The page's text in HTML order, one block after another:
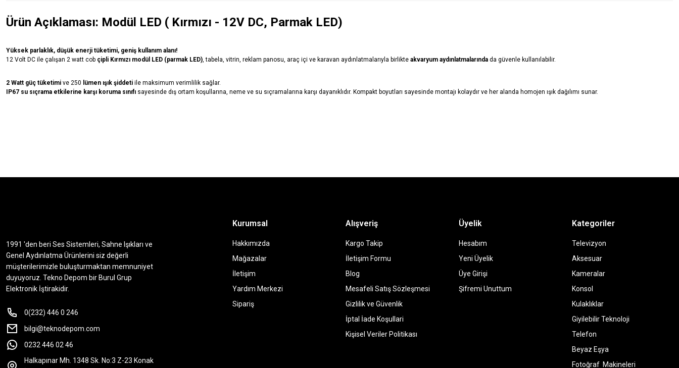
Ürün Açıklaması: Modül LED ( Kırmızı - 12V DC, Parmak LED)
Yüksek parlaklık, düşük enerji tüketimi, geniş kullanım alanı!
12 Volt DC ile çalışan 2 watt cob çipli Kırmızı modül LED (parmak LED), tabela, vitrin, reklam panosu, araç içi ve karavan aydınlatmalarıyla birlikte akvaryum aydınlatmalarında da güvenle kullanılabilir.
2 Watt güç tüketimi ve 250 lümen ışık şiddeti ile maksimum verimlilik sağlar.
IP67 su sıçrama etkilerine karşı koruma sınıfı sayesinde dış ortam koşullarına, neme ve su sıçramalarına karşı dayanıklıdır. Kompakt boyutları sayesinde montajı kolaydır ve her alanda homojen ışık dağılımı sunar.
1991 'den beri Ses Sistemleri, Sahne Işıkları ve
Genel Aydınlatma Ürünlerini siz değerli
müşterilerimizle buluşturmaktan memnuniyet
duyuyoruz. Tekno Depom bir Burul Grup
Elektronik İştirakidir.
0(232) 446 0 246
bilgi@teknodepom.com
0232 446 02 46
Halkapınar Mh. 1348 Sk. No:3 Z-23 Konak
Kurumsal
Hakkımızda
Mağazalar
İletişim
Yardım Merkezi
Sipariş
Alışveriş
Kargo Takip
İletişim Formu
Blog
Mesafeli Satış Sözleşmesi
Gizlilik ve Güvenlik
İptal İade Koşullari
Kişisel Veriler Politikası
Üyelik
Hesabım
Yeni Üyelik
Üye Girişi
Şifremi Unuttum
Kategoriler
Televizyon
Aksesuar
Kameralar
Konsol
Kulaklıklar
Giyilebilir Teknoloji
Telefon
Beyaz Eşya
Fotoğraf Makineleri